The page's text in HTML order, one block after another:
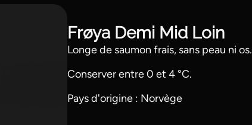
Frøya Demi Mid Loin
Longe de saumon frais, sans peau ni os.
Conserver entre 0 et 4 °C.
Pays d'origine : Norvège